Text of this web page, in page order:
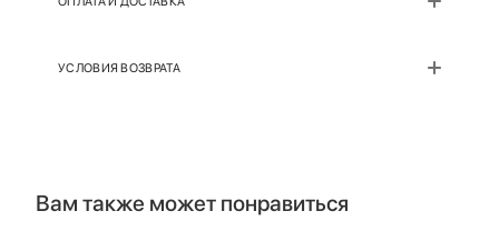
УСЛОВИЯ ВОЗВРАТА
Вам также может понравиться